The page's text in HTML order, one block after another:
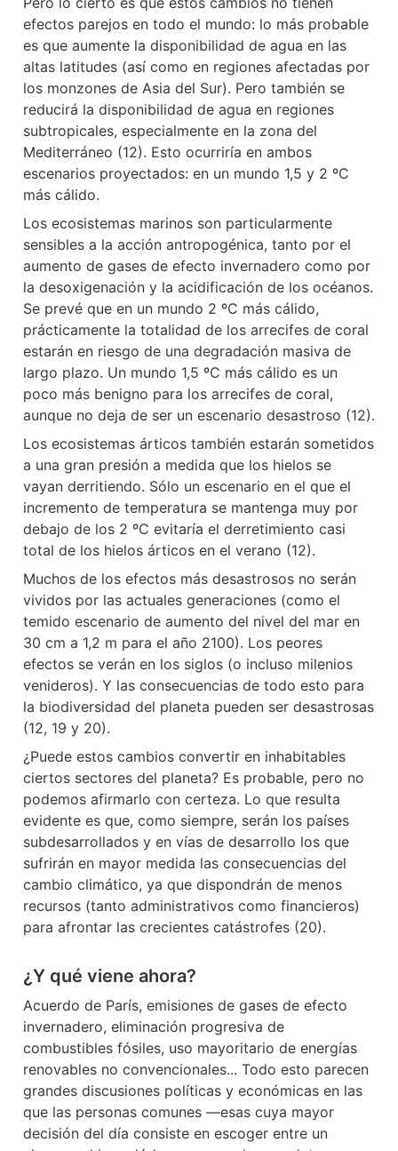
efectos parejos en todo el mundo: lo más probable
es que aumente la disponibilidad de agua en las
altas latitudes (así como en regiones afectadas por
los monzones de Asia del Sur). Pero también se
reducirá la disponibilidad de agua en regiones
subtropicales, especialmente en la zona del
Mediterráneo (12). Esto ocurriría en ambos
escenarios proyectados: en un mundo 1,5 y 2 ºC
más cálido.
Los ecosistemas marinos son particularmente
sensibles a la acción antropogénica, tanto por el
aumento de gases de efecto invernadero como por
la desoxigenación y la acidificación de los océanos.
Se prevé que en un mundo 2 ºC más cálido,
prácticamente la totalidad de los arrecifes de coral
estarán en riesgo de una degradación masiva de
largo plazo. Un mundo 1,5 ºC más cálido es un
poco más benigno para los arrecifes de coral,
aunque no deja de ser un escenario desastroso (12).
Los ecosistemas árticos también estarán sometidos
a una gran presión a medida que los hielos se
vayan derritiendo. Sólo un escenario en el que el
incremento de temperatura se mantenga muy por
debajo de los 2 ºC evitaría el derretimiento casi
total de los hielos árticos en el verano (12).
Muchos de los efectos más desastrosos no serán
vividos por las actuales generaciones (como el
temido escenario de aumento del nivel del mar en
30 cm a 1,2 m para el año 2100). Los peores
efectos se verán en los siglos (o incluso milenios
venideros). Y las consecuencias de todo esto para
la biodiversidad del planeta pueden ser desastrosas
(12, 19 y 20).
¿Puede estos cambios convertir en inhabitables
ciertos sectores del planeta? Es probable, pero no
podemos afirmarlo con certeza. Lo que resulta
evidente es que, como siempre, serán los países
subdesarrollados y en vías de desarrollo los que
sufrirán en mayor medida las consecuencias del
cambio climático, ya que dispondrán de menos
recursos (tanto administrativos como financieros)
para afrontar las crecientes catástrofes (20).
¿Y qué viene ahora?
Acuerdo de París, emisiones de gases de efecto
invernadero, eliminación progresiva de
combustibles fósiles, uso mayoritario de energías
renovables no convencionales... Todo esto parecen
grandes discusiones políticas y económicas en las
que las personas comunes —esas cuya mayor
decisión del día consiste en escoger entre un